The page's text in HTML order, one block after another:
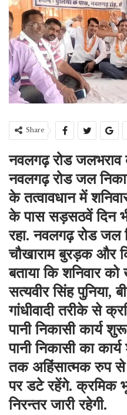
Share
नवलगढ़ रोड
नवलगढ़ रोड जल
के तत्वावधान में
के पास सड़सठवें दिन
रहा. नवलगढ़ रोड जल
चौखाराम बुरड़क और
बताया कि शनिवार को
सत्यवीर सिंह पुनिया,
गांधीवादी तरीके से
पानी निकासी कार्य
पानी निकासी का
तक अहिंसात्मक रुप
पर डटे रहेंगे. क्रमिक
निरन्तर जारी रहेगी.